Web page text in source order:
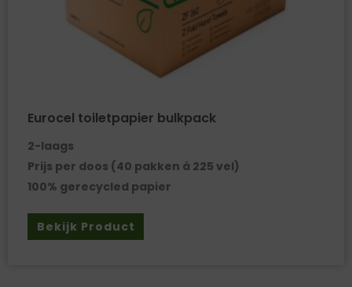
Eurocel toiletpapier bulkpack
2-laags
Prijs per doos (40 pakken á 225 vel)
100% gerecycled papier
Bekijk Product